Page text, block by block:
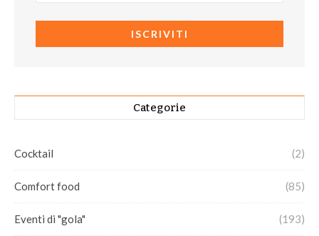
Categorie
Cocktail (2)
Comfort food (85)
Eventi di "gola" (193)